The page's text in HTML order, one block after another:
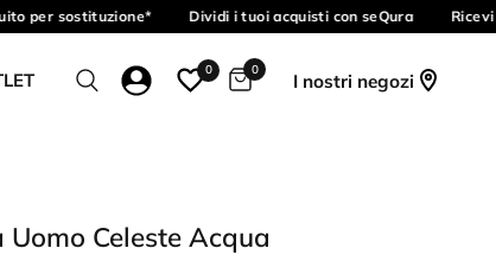
per sostituzione* Dividi i tuoi acquisti con seQura Ricevi
0 0
I nostri negozi
Celeste Acqua